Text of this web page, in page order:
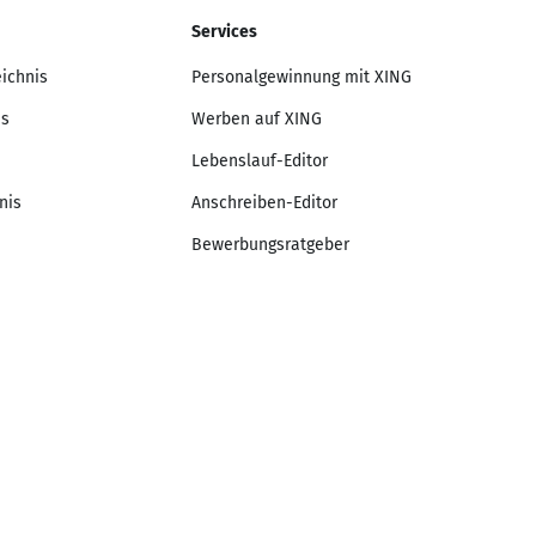
Services
Personalgewinnung mit XING
Werben auf XING
Lebenslauf-Editor
Anschreiben-Editor
Bewerbungsratgeber